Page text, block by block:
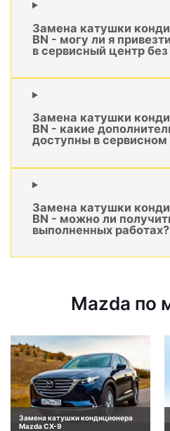
Замена катушки
BN - могу ли я
в сервисный центр
Замена катушки
BN - какие
доступны в
Замена катушки
BN - можно ли
выполненных работах?
Mazda по
Замена катушки кондиционера
Mazda CX-9